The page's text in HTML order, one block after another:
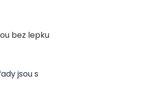
bez lepku
jsou s